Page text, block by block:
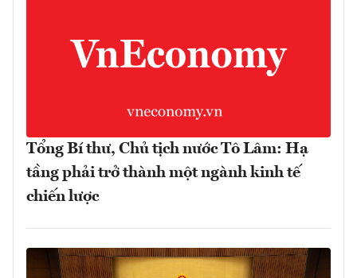
Tổng Bí thư, Chủ tịch nước Tô Lâm: Hạ
tầng phải trở thành một ngành kinh tế
chiến lược